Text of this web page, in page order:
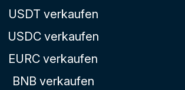
USDT verkaufen
USDC verkaufen
EURC verkaufen
BNB verkaufen